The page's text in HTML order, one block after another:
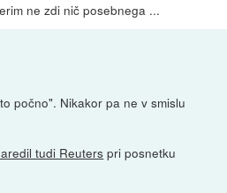
ne zdi nič posebnega ...
počno". Nikakor pa ne v smislu
tudi Reuters pri posnetku